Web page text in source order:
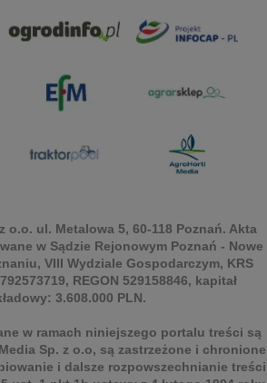
o.o. ul. Metalowa 5, 60-118 Poznań. Akta
w Sądzie Rejonowym Poznań - Nowe
VIII Wydziale Gospodarczym, KRS
REGON 529158846, kapitał
3.608.000 PLN.
w ramach niniejszego portalu treści są
Sp. z o.o, są zastrzeżone i chronione
i dalsze rozpowszechnianie treści